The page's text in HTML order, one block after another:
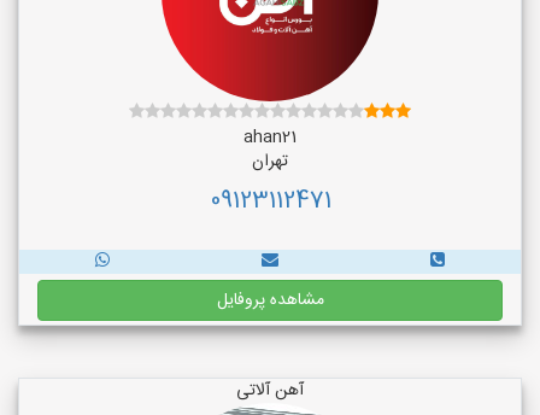
ahan21
تهران
09123112471
مشاهده پروفایل
آهن آلاتی